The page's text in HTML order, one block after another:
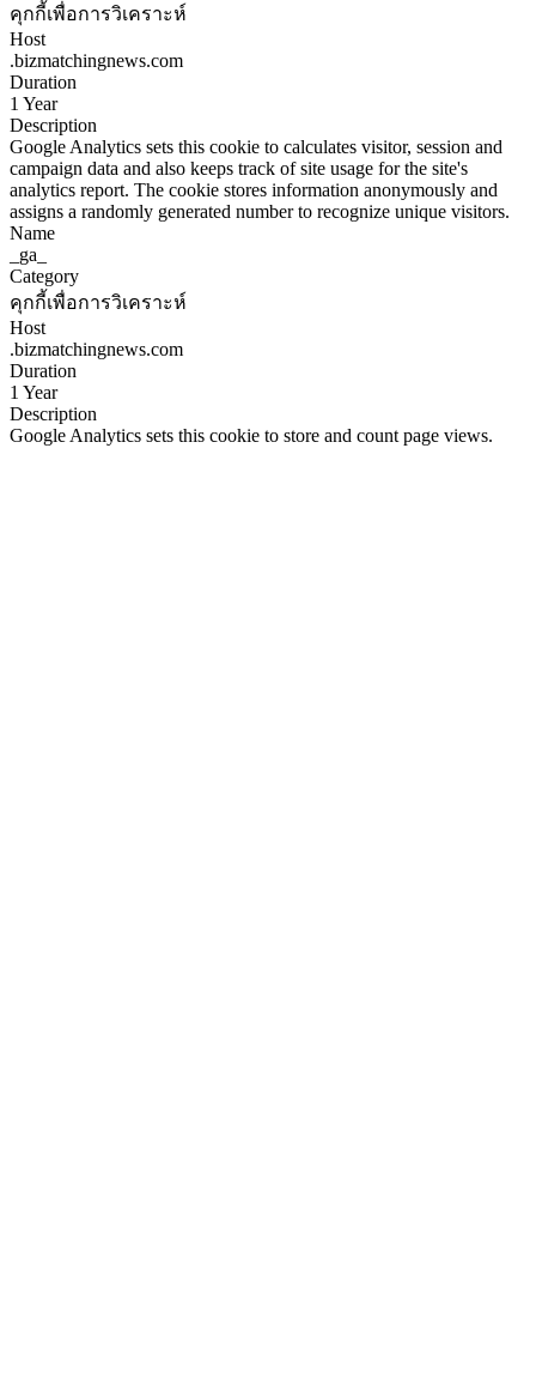
คุกกี้เพื่อการวิเคราะห์
Host
.bizmatchingnews.com
Duration
1 Year
Description
Google Analytics sets this cookie to calculates visitor, session and
campaign data and also keeps track of site usage for the site's
analytics report. The cookie stores information anonymously and
assigns a randomly generated number to recognize unique visitors.
Name
_ga_
Category
คุกกี้เพื่อการวิเคราะห์
Host
.bizmatchingnews.com
Duration
1 Year
Description
Google Analytics sets this cookie to store and count page views.